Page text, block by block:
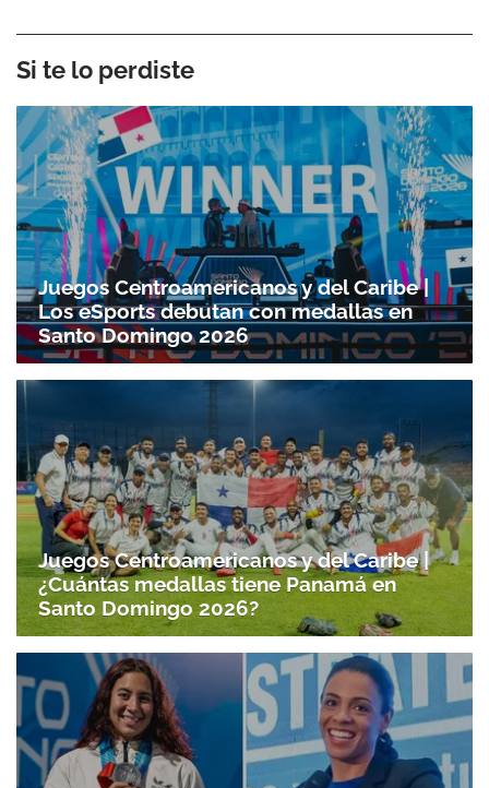
Si te lo perdiste
Juegos Centroamericanos y del Caribe |
Los eSports debutan con medallas en
Santo Domingo 2026
Juegos Centroamericanos y del Caribe |
¿Cuántas medallas tiene Panamá en
Santo Domingo 2026?